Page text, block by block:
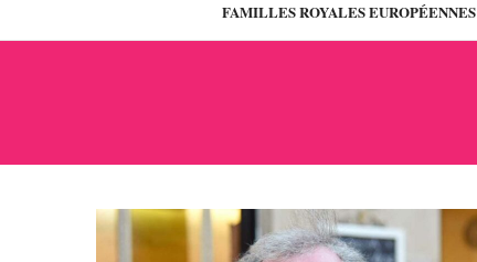
FAMILLES ROYALES EUROPÉENNES